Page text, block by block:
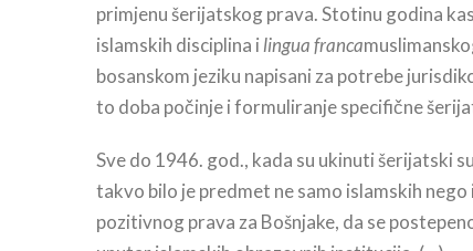
primjenu šerijatskog prava. Stotinu godina
islamskih disciplina i lingua franca
bosanskom jeziku napisani za potrebe
to doba počinje i formuliranje specifične
Sve do 1946. god., kada su ukinuti šerijatski
takvo bilo je predmet ne samo islamskih
pozitivnog prava za Bošnjake, da se